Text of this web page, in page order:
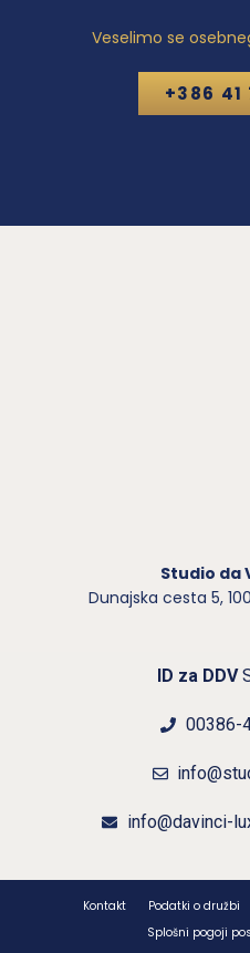
Veselimo se
+386
Studio da
Dunajska cesta 5,
ID za DDV
00386-
info@davinci-
Kontakt Podatki o družbi
Splošni pogoji